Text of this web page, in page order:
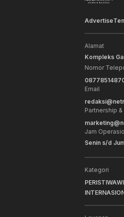
Advertise
Alamat
Kompleks
Nomor
Email
Partnership
Jam
Senin s/d
Kategori
PERISTIWA